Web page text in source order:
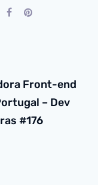
Front-end
– Dev
#176